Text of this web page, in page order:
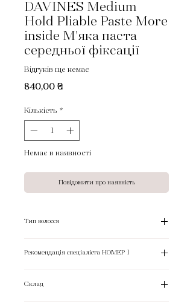
DAVINES Medium
Hold Pliable Paste More
inside М'яка паста
середньої фіксації
Відгуків ще немає
840,00 ₴Ціна
Кількість *
Немає в наявності
Повідомити про наявність
Тип волосся
Рекомендація спеціаліста НОМЕР 1
Склад